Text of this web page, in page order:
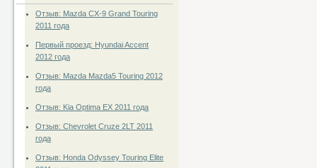
Отзыв: Mazda CX-9 Grand Touring
2011 года
Первый проезд: Hyundai Accent
2012 года
Отзыв: Mazda Mazda5 Touring 2012
года
Отзыв: Kia Optima EX 2011 года
Отзыв: Chevrolet Cruze 2LT 2011
года
Отзыв: Honda Odyssey Touring Elite